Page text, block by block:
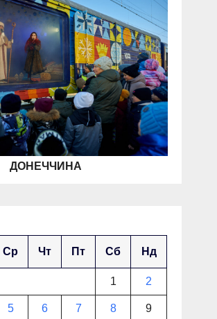
ДОНЕЧЧИНА
Ср Чт Пт Сб Нд
1 2
5 6 7 8 9